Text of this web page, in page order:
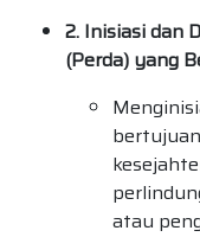
2. Inisiasi dan
(Perda) yang
atau